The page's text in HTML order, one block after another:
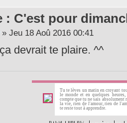
: C'est pour
» Jeu 18 Aoû 2016 00:41
devrait te plaire. ^^